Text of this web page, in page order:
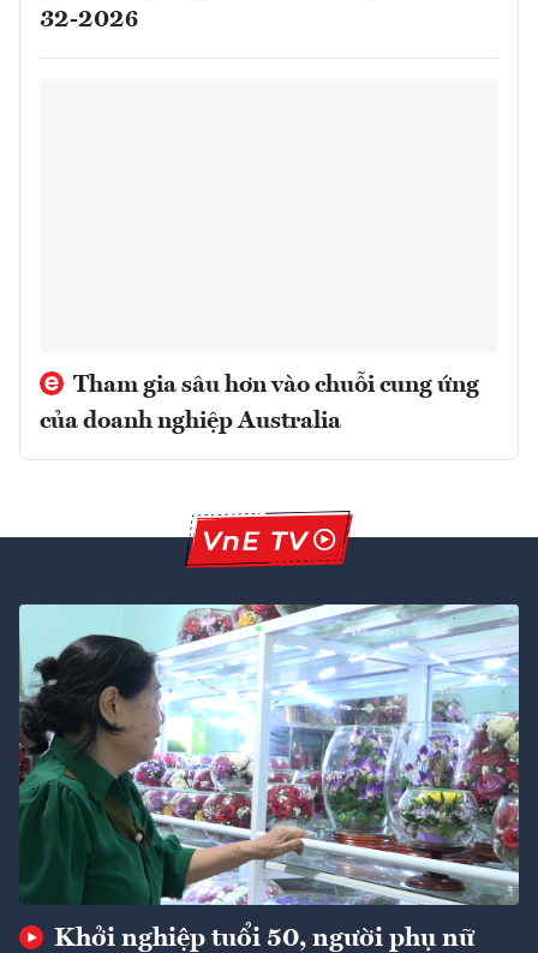
32-2026
Tham gia sâu hơn vào chuỗi cung ứng
của doanh nghiệp Australia
Khởi nghiệp tuổi 50, người phụ nữ